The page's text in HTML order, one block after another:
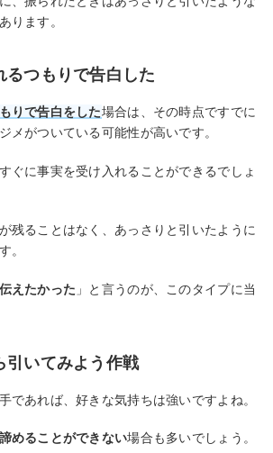
ります。
るつもりで告白した
りで告白をした場合は、その時点ですでに
メがついている可能性が高いです。
ぐに事実を受け入れることができるでしょ
残ることはなく、あっさりと引いたように
。
えたかった 」と言うのが、このタイプに当
引いてみよう作戦
であれば、好きな気持ちは強いですよね。
めることができない場合も多いでしょう。